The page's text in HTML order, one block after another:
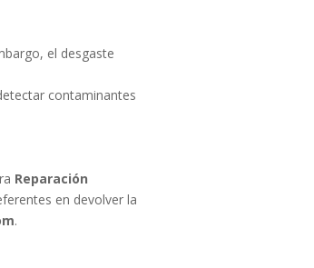
el desgaste
contaminantes
Reparación
en devolver la
.